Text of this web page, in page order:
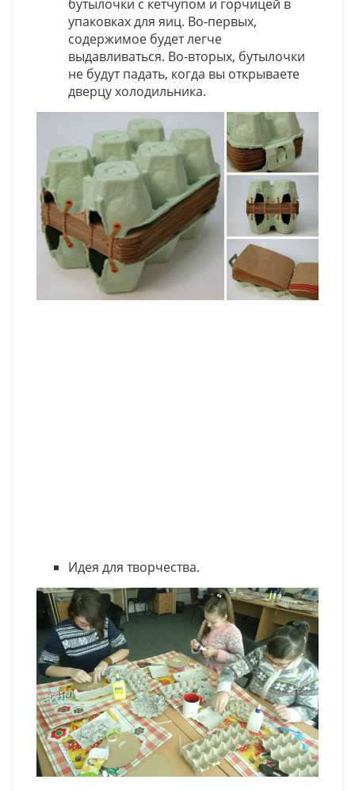
бутылочки с кетчупом и горчицей в
упаковках для яиц. Во-первых,
содержимое будет легче
выдавливаться. Во-вторых, бутылочки
не будут падать, когда вы открываете
дверцу холодильника.
Идея для творчества.